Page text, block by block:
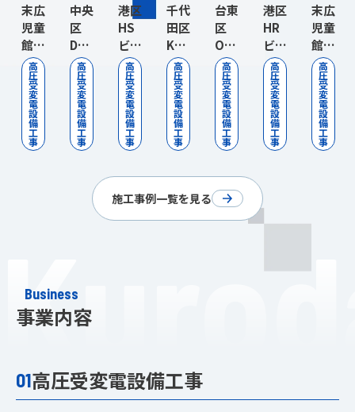
末広
児童
館ほ
か１
高圧
機器
改修
工事
高
圧
受
変
電
設
備
工
事
中央
区
DT
ビ
ル
変圧
器更
新工
事
高
圧
受
変
電
設
備
工
事
港区
HS
ビ
ル
非常
電源
用蓄
電池
設置
高
圧
受
変
電
設
備
工
事
千代
田区
KN
ビ
ル
変圧
器更
新工
事
高
圧
受
変
電
設
備
工
事
台東
区
OU
ビ
ル
高圧
配管
新設
工事
高
圧
受
変
電
設
備
工
事
港区
HR
ビ
ル
高圧
母線
更新
工事
高
圧
受
変
電
設
備
工
事
末広
児童
館ほ
か１
高圧
機器
改修
工事
高
圧
受
変
電
設
備
工
事
施工事例一覧を見る
Business
事業内容
01高圧受変電設備工事